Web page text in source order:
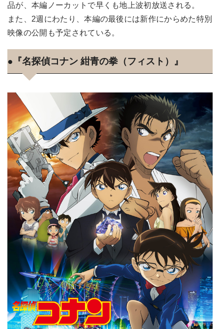
品が、本編ノーカットで早くも地上波初放送される。
また、2週にわたり、本編の最後には新作にからめた特別
映像の公開も予定されている。
●『名探偵コナン 紺青の拳（フィスト）』